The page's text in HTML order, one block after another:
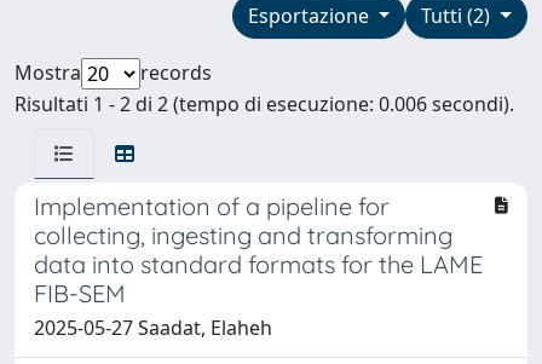
Tutti (2)
Esportazione
Mostra
records
Risultati 1 - 2 di 2 (tempo di esecuzione: 0.006 secondi).
Implementation of a pipeline for
collecting, ingesting and transforming
data into standard formats for the LAME
FIB-SEM
2025-05-27 Saadat, Elaheh